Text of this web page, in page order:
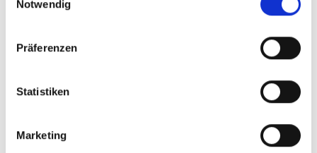
Notwendig
Präferenzen
Statistiken
Marketing
Telefonnummern 02821-506-138 zur